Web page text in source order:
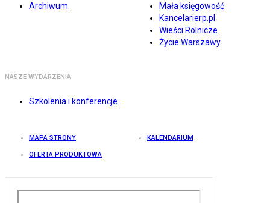
Archiwum
Mała księgowość
Kancelarierp.pl
Wieści Rolnicze
Życie Warszawy
NASZE WYDARZENIA
Szkolenia i konferencje
MAPA STRONY KALENDARIUM
OFERTA PRODUKTOWA